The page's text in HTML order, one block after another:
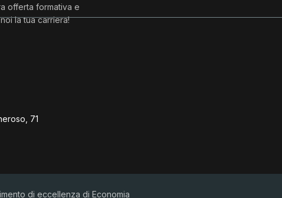
offerta formativa e
la tua carriera!
71
di eccellenza di Economia